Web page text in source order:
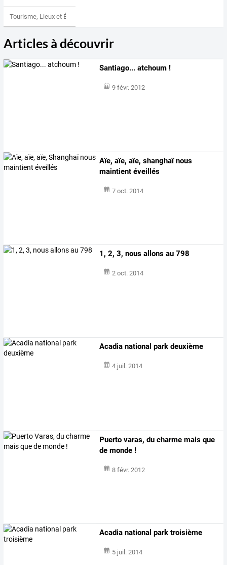
Tourisme, Lieux et Événements
Articles à découvrir
Santiago... atchoum !
9 févr. 2012
Aïe, aïe, aïe, shanghaï nous
maintient éveillés
7 oct. 2014
1, 2, 3, nous allons au 798
2 oct. 2014
Acadia national park deuxième
4 juil. 2014
Puerto varas, du charme mais que
de monde !
8 févr. 2012
Acadia national park troisième
5 juil. 2014